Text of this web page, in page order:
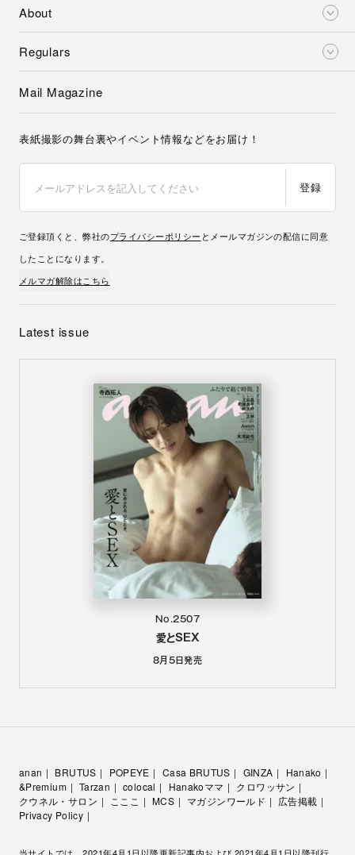
About
Regulars
Mail Magazine
表紙撮影の舞台裏やイベント情報などをお届け！
登録
ご登録頂くと、弊社のプライバシーポリシー とメールマガジンの配信に同意
したことになります。
メルマガ解除はこちら
Latest issue
No.2507
愛とSEX
8月5日発売
anan BRUTUS POPEYE Casa BRUTUS GINZA
Hanako
&Premium
Tarzan colocal Hanakoママ
クロワッサン
クウネル・サロン
こここ MCS マガジンワールド
広告掲載
Privacy Policy